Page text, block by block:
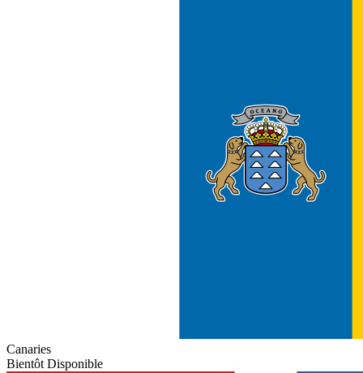
Canaries
Bientôt Disponible